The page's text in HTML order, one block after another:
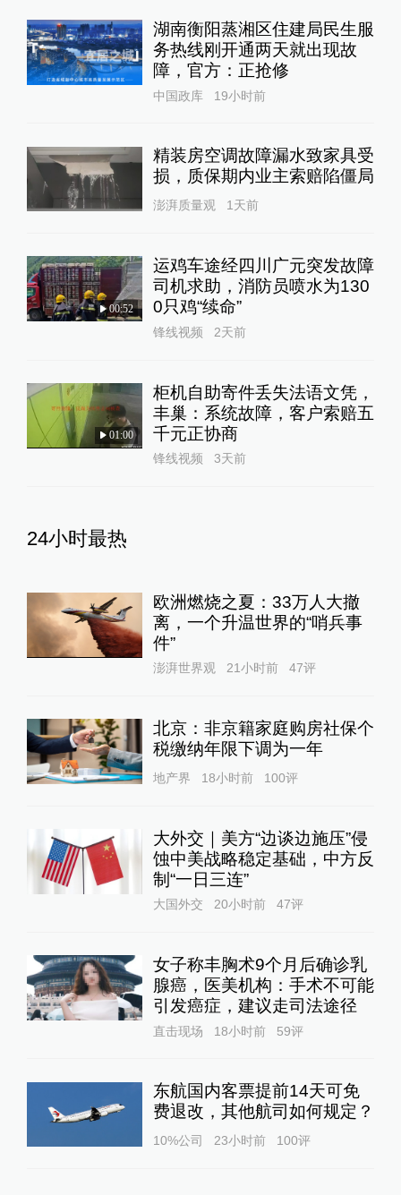
湖南衡阳蒸湘区住建局民生服
务热线刚开通两天就出现故
障，官方：正抢修
中国政库 19小时前
精装房空调故障漏水致家具受
损，质保期内业主索赔陷僵局
澎湃质量观 1天前
00:52
运鸡车途经四川广元突发故障
司机求助，消防员喷水为130
0只鸡“续命”
锋线视频 2天前
01:00
柜机自助寄件丢失法语文凭，
丰巢：系统故障，客户索赔五
千元正协商
锋线视频 3天前
24小时最热
欧洲燃烧之夏：33万人大撤
离，一个升温世界的“哨兵事
件”
澎湃世界观 21小时前 47评
北京：非京籍家庭购房社保个
税缴纳年限下调为一年
地产界 18小时前 100评
大外交｜美方“边谈边施压”侵
蚀中美战略稳定基础，中方反
制“一日三连”
大国外交 20小时前 47评
女子称丰胸术9个月后确诊乳
腺癌，医美机构：手术不可能
引发癌症，建议走司法途径
直击现场 18小时前 59评
东航国内客票提前14天可免
费退改，其他航司如何规定？
10%公司 23小时前 100评